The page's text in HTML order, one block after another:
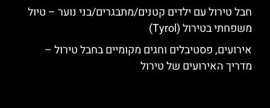
חבל טירול עם ילדים קטנים/מתבגרים/בני נוער – טיול
משפחתי בטירול (Tyrol)
אירועים, פסטיבלים וחגים מקומיים בחבל טירול –
מדריך האירועים של טירול